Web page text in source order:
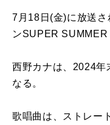
7月 18 日 (金)に放送さ
ンSUPER
西野カナは、 2024年
なる。
歌唱曲は、ストレー